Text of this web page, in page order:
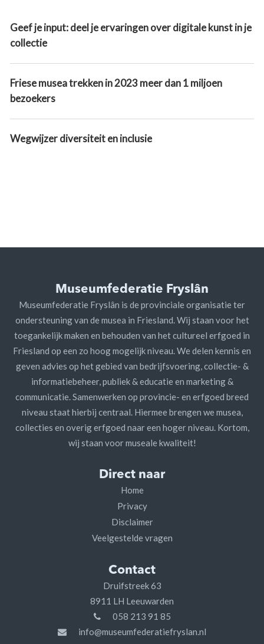
Geef je input: deel je ervaringen over digitale kunst in je
collectie
Friese musea trekken in 2023 meer dan 1 miljoen
bezoekers
Wegwijzer diversiteit en inclusie
Museumfederatie Fryslân
Museumfederatie Fryslân is de provinciale organisatie ter
ondersteuning van de musea in Friesland. Wij staan voor het
toegankelijk maken en behouden van het cultureel erfgoed in
Friesland op een zo hoog mogelijk niveau. We delen kennis en
geven advies op het gebied van bedrijfsvoering, collectie- &
informatiebeheer, publiek & educatie en marketing &
communicatie. Samenwerken op provincie- en erfgoed breed
niveau staat hierbij centraal. Hiermee brengen we musea,
collecties en overig erfgoed naar een hoger niveau. Kortom,
wij staan voor museale kwaliteit!
Direct naar
Home
Privacy
Disclaimer
Veelgestelde vragen
Contact
Druifstreek 63
8911 LH Leeuwarden
058 213 91 85
info@museumfederatiefryslan.nl